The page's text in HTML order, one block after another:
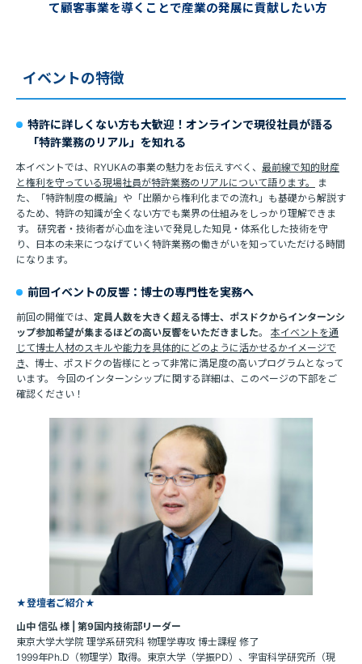
て顧客事業を導くことで産業の発展に貢献したい方
イベントの特徴
特許に詳しくない方も大歓迎！オンラインで現役社員が語る
「特許業務のリアル」を知れる
本イベントでは、RYUKAの事業の魅力をお伝えすべく、 最前線で知的財産
と権利を守っている現場社員が特許業務のリアルについて語ります。
ま
た、「特許制度の概論」や「出願から権利化までの流れ」も基礎から解説す
るため、特許の知識が全くない方でも業界の仕組みをしっかり理解できま
す。 研究者・技術者が心血を注いで発見した知見・体系化した技術を守
り、日本の未来につなげていく特許業務の働きがいを知っていただける時間
になります。
前回イベントの反響：博士の専門性を実務へ
前回の開催では、 定員人数を大きく超える博士、ポスドクからインターンシ
ップ参加希望が集まるほどの高い反響をいただきました。 本イベントを通
じて博士人材のスキルや能力を具体的にどのように活かせるかイメージで
き、博士、ポスドクの皆様にとって非常に満足度の高いプログラムとなって
います。 今回のインターンシップに関する詳細は、このページの下部をご
確認ください！
★登壇者ご紹介★
山中 信弘 様 | 第9国内技術部リーダー
東京大学大学院 理学系研究科 物理学専攻 博士課程 修了
1999年Ph.D（物理学）取得。東京大学（学振PD）、宇宙科学研究所（現